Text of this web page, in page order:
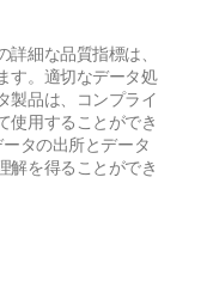
細な品質指標は、
す。適切なデータ処
製品は、コンプライ
使用することができ
タの出所とデータ
解を得ることができ